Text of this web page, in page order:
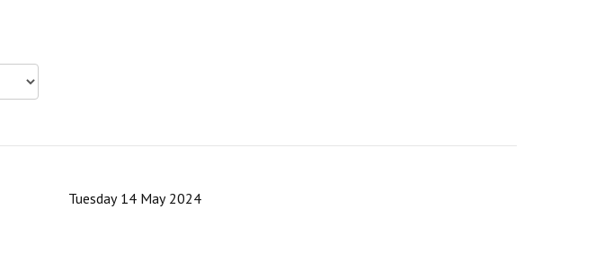
Tuesday 14 May 2024